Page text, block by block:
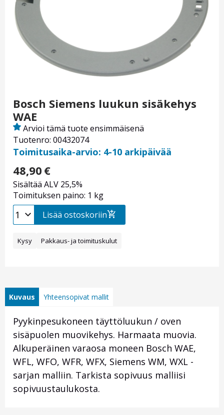
Bosch Siemens luukun sisäkehys
WAE
Tuotenro: 00432074
Arvioi tämä tuote ensimmäisenä
Toimitusaika-arvio: 4-10 arkipäivää
48,90 €
Sisältää ALV 25,5%
Toimituksen paino: 1 kg
Lisää ostoskoriin
Kysy Pakkaus- ja toimituskulut
Kuvaus Yhteensopivat mallit
Pyykinpesukoneen täyttöluukun / oven
sisäpuolen muovikehys. Harmaata muovia.
Alkuperäinen varaosa moneen Bosch WAE,
WFL, WFO, WFR, WFX, Siemens WM, WXL -
sarjan malliin. Tarkista sopivuus malliisi
sopivuustaulukosta.